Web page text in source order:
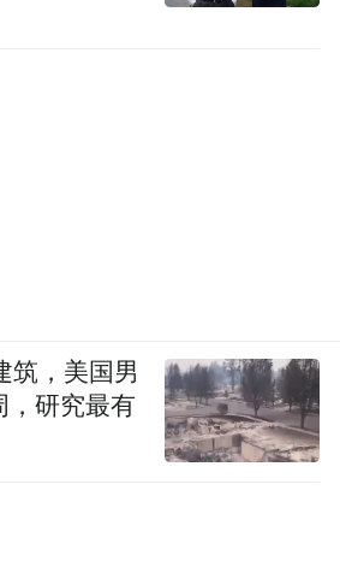
筑，美国男
，研究最有